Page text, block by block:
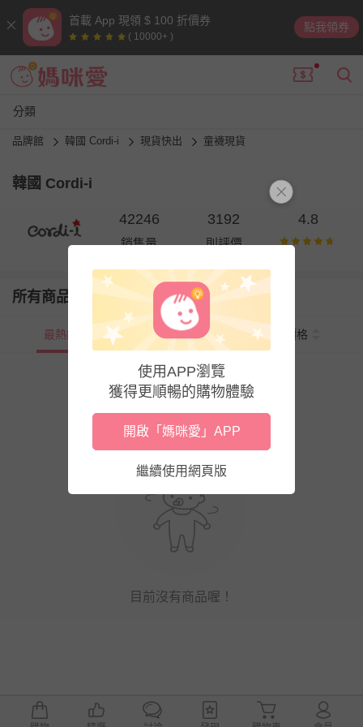
首載 App 現領 $ 100 折價券
( 10000+ )
點我領券
分類
品牌館 韓國 Cordi-i 現貨快出 童襪現貨
韓國 Cordi-i
42246
銷售量
3192
則評價
4.8
所有商品
最熱銷 新上市 價格
目前沒有商品喔！
使用APP瀏覽
獲得更順暢的購物體驗
開啟「媽咪愛」APP
繼續使用網頁版